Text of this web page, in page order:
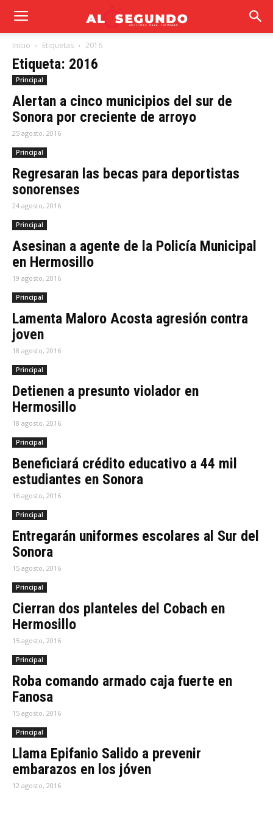
Inicio Etiquetas 2016
Etiqueta: 2016
Principal
Alertan a cinco municipios del sur de
Sonora por creciente de arroyo
25 agosto, 2016
Principal
Regresaran las becas para deportistas
sonorenses
24 agosto, 2016
Principal
Asesinan a agente de la Policía Municipal
en Hermosillo
19 agosto, 2016
Principal
Lamenta Maloro Acosta agresión contra
joven
18 agosto, 2016
Principal
Detienen a presunto violador en
Hermosillo
18 agosto, 2016
Principal
Beneficiará crédito educativo a 44 mil
estudiantes en Sonora
16 agosto, 2016
Principal
Entregarán uniformes escolares al Sur del
Sonora
15 agosto, 2016
Principal
Cierran dos planteles del Cobach en
Hermosillo
15 agosto, 2016
Principal
Roba comando armado caja fuerte en
Fanosa
15 agosto, 2016
Principal
Llama Epifanio Salido a prevenir
embarazos en los jóven
12 agosto, 2016